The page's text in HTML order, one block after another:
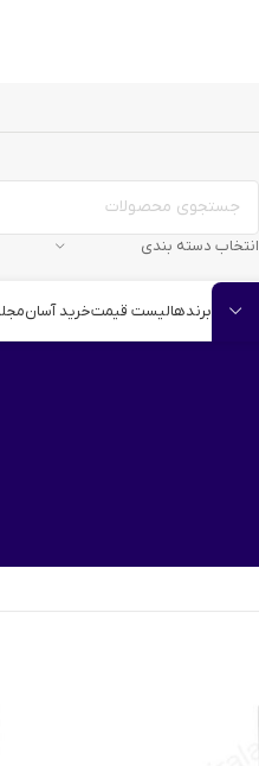
انتخاب دسته بندی
برندهالیست قیمتخرید آسان